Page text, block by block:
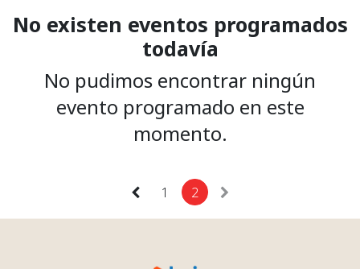
No existen eventos programados
todavía
No pudimos encontrar ningún
evento programado en este
momento.
1 2